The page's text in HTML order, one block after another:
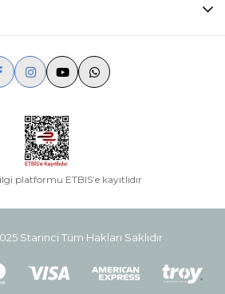
platformu ETBIS’e kayıtlıdır
Starinci Tüm Hakları Saklıdır